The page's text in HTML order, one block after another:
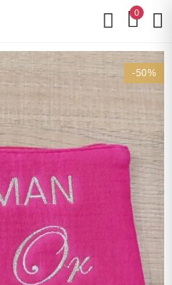
0
-50%